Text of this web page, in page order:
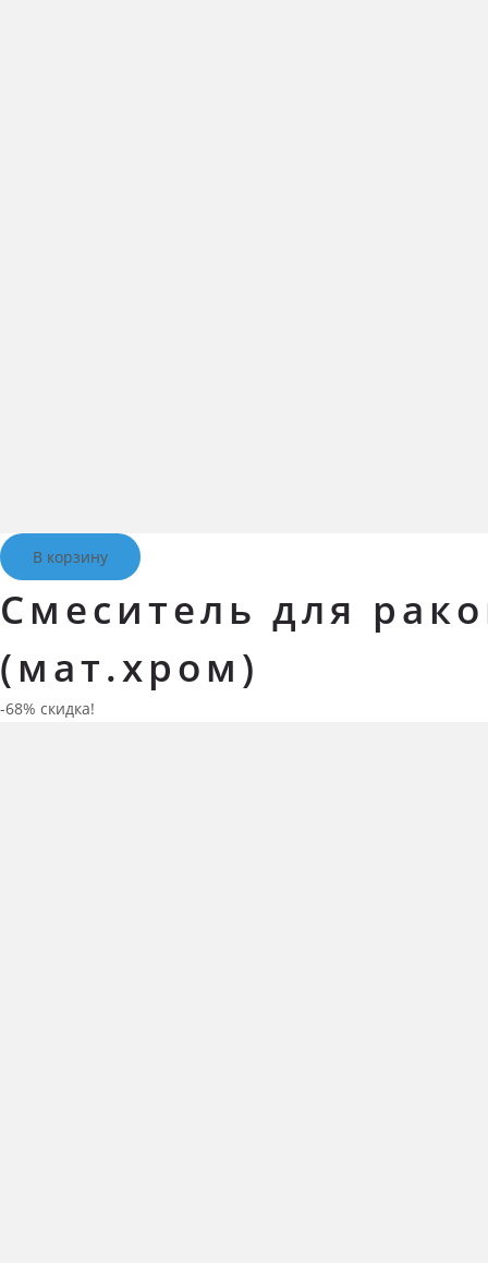
В корзину
Смеситель для
(мат.хром)
-68% скидка!